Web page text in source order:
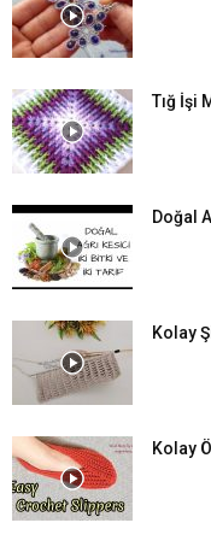
Tığ İşi
Doğal
Kolay
Kolay